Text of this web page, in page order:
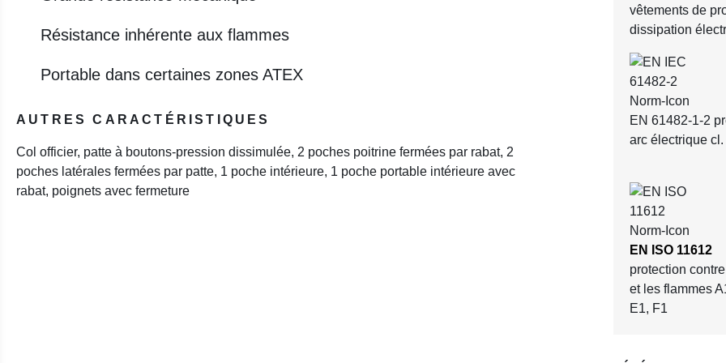
Résistance inhérente aux flammes
Portable dans certaines zones ATEX
AUTRES CARACTÉRISTIQUES
Col officier, patte à boutons-pression dissimulée, 2 poches poitrine fermées par rabat, 2
poches latérales fermées par patte, 1 poche intérieure, 1 poche portable intérieure avec
rabat, poignets avec fermeture
vêtements de
dissipation
EN 61482-1-2
arc électrique cl.
EN ISO 11612
protection
et les flammes
E1, F1